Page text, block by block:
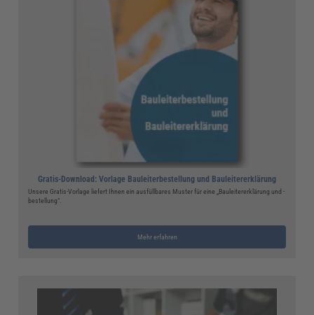
Gratis-Download: Vorlage Bauleiterbestellung und Bauleitererklärung
Unsere Gratis-Vorlage liefert Ihnen ein ausfüllbares Muster für eine „Bauleitererklärung und -
bestellung“.
Mehr erfahren